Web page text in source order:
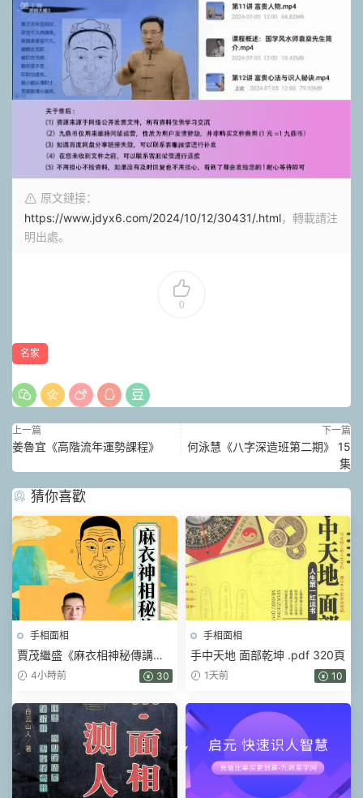
原文鏈接：
https://www.jdyx6.com/2024/10/12/30431/.html，轉載請注
明出處。
0
名家
上一篇
姜魯宜《高階流年運勢課程》
下一篇
何泳慧《八字深造班第二期》 15
集
猜你喜歡
手相面相
賈茂繼‬盛《麻衣相神‬秘傳講筆
義‬記+麻衣神相藝四‬通玄高面階‬
4小時前 30
手相面相
手中天地 面部乾坤 .pdf 320頁
1天前 10